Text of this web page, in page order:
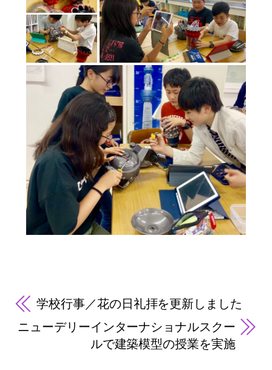
学校行事／花の日礼拝を更新しました
ニューデリーインターナショナルスクー
ルで建築模型の授業を実施